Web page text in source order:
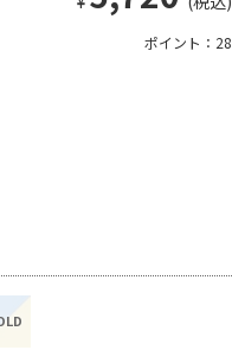
ポイント：28